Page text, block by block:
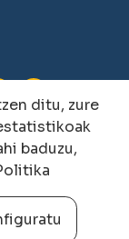
ditu, zure
baduzu,